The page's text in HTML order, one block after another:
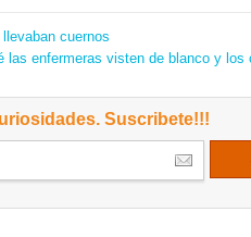
cuernos
las enfermeras visten de blanco y los
Suscribete!!!